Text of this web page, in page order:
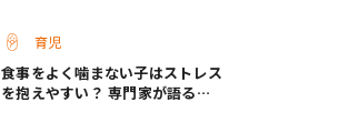
育児
食事をよく噛まない子はストレス
を抱えやすい？ 専門家が語る、